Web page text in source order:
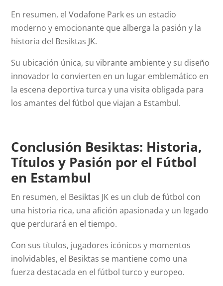
En resumen, el Vodafone Park es un estadio
moderno y emocionante que alberga la pasión y la
historia del Besiktas JK.
Su ubicación única, su vibrante ambiente y su diseño
innovador lo convierten en un lugar emblemático en
la escena deportiva turca y una visita obligada para
los amantes del fútbol que viajan a Estambul.
Conclusión Besiktas: Historia,
Títulos y Pasión por el Fútbol
en Estambul
En resumen, el Besiktas JK es un club de fútbol con
una historia rica, una afición apasionada y un legado
que perdurará en el tiempo.
Con sus títulos, jugadores icónicos y momentos
inolvidables, el Besiktas se mantiene como una
fuerza destacada en el fútbol turco y europeo.